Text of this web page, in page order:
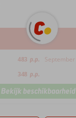
483 p.p. September
348 p.p.
Bekijk beschikbaarheid